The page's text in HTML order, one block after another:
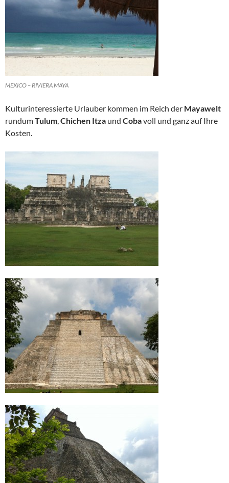
MEXICO – RIVIERA MAYA
Kulturinteressierte Urlauber kommen im Reich der Mayawelt
rundumTulum Chichen Itza und Cobavoll und ganz auf Ihre
Kosten.